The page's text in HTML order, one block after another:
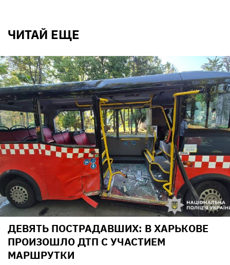
ЧИТАЙ ЕЩЕ
ДЕВЯТЬ ПОСТРАДАВШИХ: В ХАРЬКОВЕ
ПРОИЗОШЛО ДТП С УЧАСТИЕМ
МАРШРУТКИ